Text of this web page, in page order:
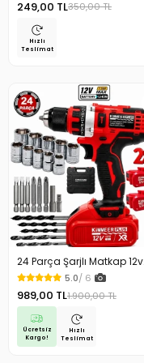
249,00 TL350,00 TL
Hızlı
Teslimat
24 Parça Şarjlı Matkap 12v
Çelik Mandrenli Çift Akülü
Vidalama Matkap Seti
5.0/ 6
989,00 TL1.900,00 TL
Ücretsiz
Kargo!
Hızlı
Teslimat